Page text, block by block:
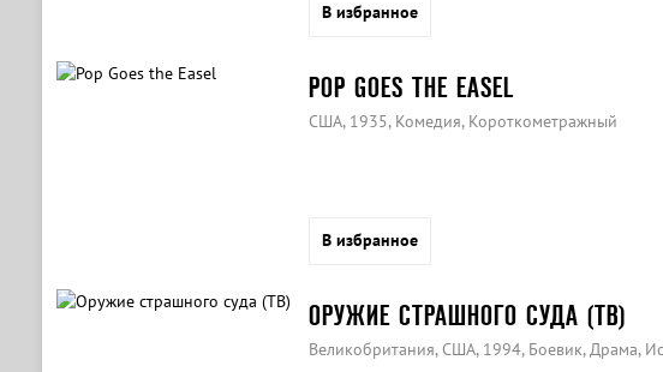
В избранное
POP GOES THE EASEL
США, 1935, Комедия, Короткометражный
В избранное
ОРУЖИЕ СТРАШНОГО СУДА (ТВ)
Великобритания, США, 1994, Боевик, Драма,